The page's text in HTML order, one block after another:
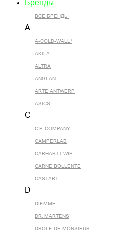
Бренды
ВСЕ БРЕНДЫ
A
A-COLD-WALL*
AKILA
ALTRA
ANGLAN
ARTE ANTWERP
ASICS
C
C.P. COMPANY
CAMPERLAB
CARHARTT WIP
CARNE BOLLENTE
CASTART
D
DIEMME
DR. MARTENS
DROLE DE MONSIEUR